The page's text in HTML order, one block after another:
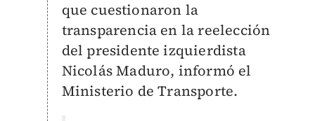
que cuestionaron la
transparencia en la reelección
del presidente izquierdista
Nicolás Maduro, informó el
Ministerio de Transporte.